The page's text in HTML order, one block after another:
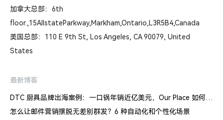
加拿大总部：6th
floor.,15AllstateParkway,Markham,Ontario,L3R5B4,Canada
美国总部：110 E 9th St, Los Angeles, CA 90079, United
States
最新博客
DTC 厨具品牌出海案例：一口锅年销近亿美元，Our Place 如何建立信任体系
怎么让邮件营销摆脱无差别群发？6 种自动化和个性化场景